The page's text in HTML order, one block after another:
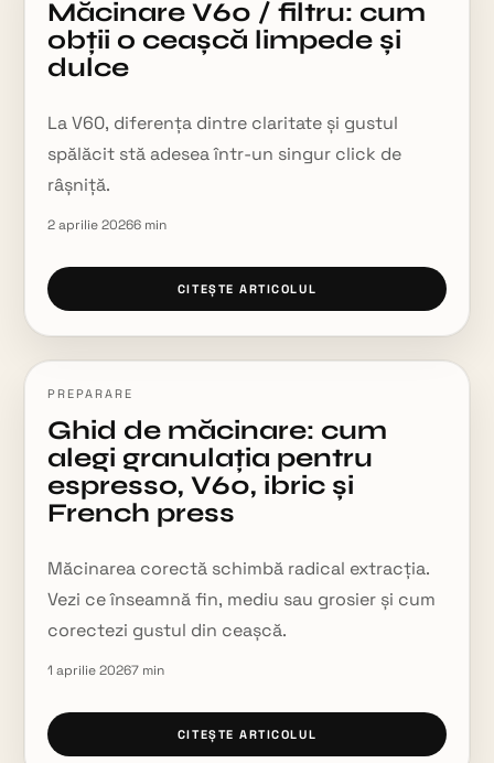
Măcinare V60 / filtru: cum
obții o ceașcă limpede și
dulce
La V60, diferența dintre claritate și gustul
spălăcit stă adesea într-un singur click de
râșniță.
2 aprilie 20266 min
CITEȘTE ARTICOLUL
PREPARARE
Ghid de măcinare: cum
alegi granulația pentru
espresso, V60, ibric și
French press
Măcinarea corectă schimbă radical extracția.
Vezi ce înseamnă fin, mediu sau grosier și cum
corectezi gustul din ceașcă.
1 aprilie 20267 min
CITEȘTE ARTICOLUL